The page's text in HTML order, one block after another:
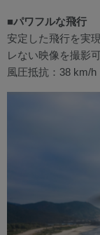
■パワフルな飛行
安定した飛行を実
レない映像を撮影可
風圧抵抗：38 km/